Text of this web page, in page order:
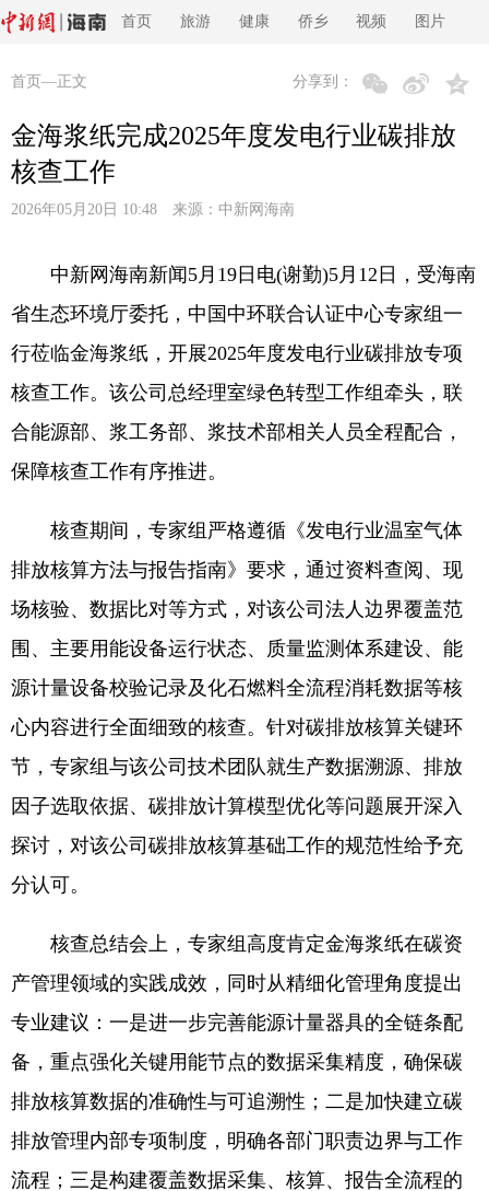
首页 旅游 健康 侨乡 视频 图片
首页 —正文 分享到：
金海浆纸完成2025年度发电行业碳排放
核查工作
2026年05月20日 10:48 来源： 中新网海南
中新网海南新闻5月19日电(谢勤)5月12日，受海南
省生态环境厅委托，中国中环联合认证中心专家组一
行莅临金海浆纸，开展2025年度发电行业碳排放专项
核查工作。该公司总经理室绿色转型工作组牵头，联
合能源部、浆工务部、浆技术部相关人员全程配合，
保障核查工作有序推进。
核查期间，专家组严格遵循《发电行业温室气体
排放核算方法与报告指南》要求，通过资料查阅、现
场核验、数据比对等方式，对该公司法人边界覆盖范
围、主要用能设备运行状态、质量监测体系建设、能
源计量设备校验记录及化石燃料全流程消耗数据等核
心内容进行全面细致的核查。针对碳排放核算关键环
节，专家组与该公司技术团队就生产数据溯源、排放
因子选取依据、碳排放计算模型优化等问题展开深入
探讨，对该公司碳排放核算基础工作的规范性给予充
分认可。
核查总结会上，专家组高度肯定金海浆纸在碳资
产管理领域的实践成效，同时从精细化管理角度提出
专业建议：一是进一步完善能源计量器具的全链条配
备，重点强化关键用能节点的数据采集精度，确保碳
排放核算数据的准确性与可追溯性；二是加快建立碳
排放管理内部专项制度，明确各部门职责边界与工作
流程；三是构建覆盖数据采集、核算、报告全流程的